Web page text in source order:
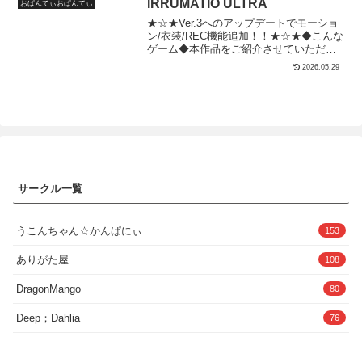
にとって、それは耐え難い辱めだった。しかし、おっさんたちは一度
味わった彼女の魅力を手放すつもりはなく、その後も何度も彼女を呼
び出し、快楽の虜にしていった...やがて、俺の彼女のお腹には、おっ
さんたちとの行為の証である新しい命が宿ってしまっていた...■収録
内容プレイ内容:寝取られ、ぶっかけ、フェラ、中出し、妊娠、正常
位、騎乗位、バック、座位、フェラ、パイズリ等■仕様枚数:368枚
変態教師たちに何度も犯●れているうちに、少しずつカナに変化が...
内容:寝取られ、NTR，、ぶっかけ、フェラ、中出し、孕ませ、妊
娠、正常位、騎乗位、バック、座位、フェラ、パイズリ等■仕様枚
数:188枚（セリフ入り36枚＋152枚）ファイル形式:PNG基本サイ
ズ:2048px×1556px3.俺の彼女がおっさんに寝取られて、快楽堕ちし
告白された。すぐにOKを出して大好きなヤヒロ君と楽しくて幸せな
され、不純異性行為によりヤヒロ君を退学にすると言われてしまう。
何とかヤヒロ君を退学にさせないために、この日からあやなは教師た
に堕とされていく…。本文50ページ作者:
虹色ぐいん
おぱんてぃおぱんてぃ IRRUMATIO ULTRA
★☆★Ver.3へのアップデートでモーショ
ン/衣装/REC機能追加！！★☆★◆こんな
ゲーム◆本作品をご紹介させていただき
ます。当サークルの広報担当！！イラマ
しちゃう。（嘔吐が苦手な人は、嘔吐の
ださい。）イラマ声、えずき、嗚咽がラ
な興奮がえられるのも魅力です！今まで
にない音・声・動き・表情、ランダム性
とリアルさを追求したゲームになってい
ます。イラマ・加虐好きさんにたまてな
こを使い責めまくって、楽しんでもらい
たいです！◆指イラマ◆まずは指イラマ
2026.05.29
サークル一覧
うこんちゃん☆かんぱにぃ 153
ありがた屋 108
DragonMango 80
Deep；Dahlia 76